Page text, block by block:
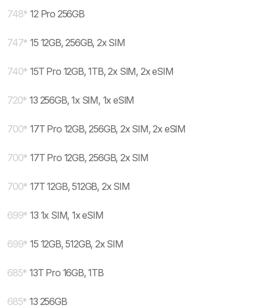
748* 12 Pro 256GB
747* 15 12GB, 256GB, 2x SIM
740* 15T Pro 12GB, 1TB, 2x SIM, 2x eSIM
720* 13 256GB, 1x SIM, 1x eSIM
700* 17T Pro 12GB, 256GB, 2x SIM, 2x eSIM
700* 17T Pro 12GB, 256GB, 2x SIM
700* 17T 12GB, 512GB, 2x SIM
699* 13 1x SIM, 1x eSIM
699* 15 12GB, 512GB, 2x SIM
685* 13T Pro 16GB, 1TB
685* 13 256GB